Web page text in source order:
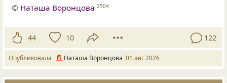
© Наташа Воронцова 2504
44 10 122
Опубликовала Наташа Воронцова 01 авг 2026